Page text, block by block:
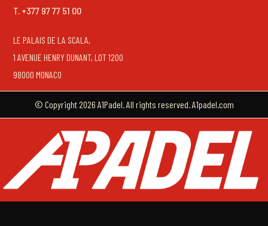
T. +377 97 77 51 00
LE PALAIS DE LA SCALA,
1 AVENUE HENRY DUNANT, LOT 1200
98000 MONACO
© Copyright 2026 A1Padel. All rights reserved. A1padel.com